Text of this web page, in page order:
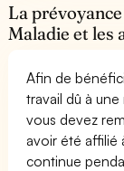
La
Maladie et les
Afin de
travail dû à
vous devez
avoir été affilié
continue